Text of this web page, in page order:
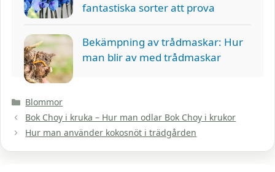
fantastiska sorter att prova
Bekämpning av trådmaskar: Hur
man blir av med trådmaskar
Kategorier
Blommor
Bok Choy i kruka – Hur man odlar Bok Choy i krukor
Hur man använder kokosnöt i trädgården